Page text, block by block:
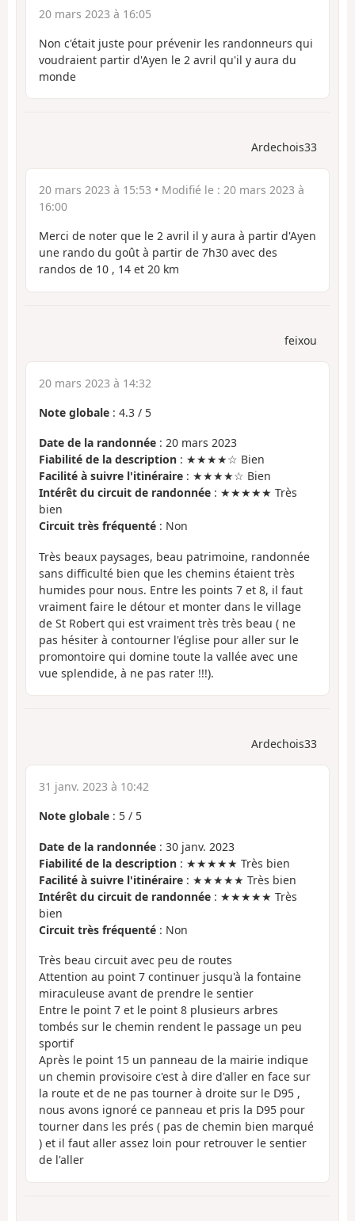
20 mars 2023 à 16:05
Non c'était juste pour prévenir les randonneurs qui
voudraient partir d'Ayen le 2 avril qu'il y aura du
monde
Ardechois33
20 mars 2023 à 15:53 • Modifié le : 20 mars 2023 à
16:00
Merci de noter que le 2 avril il y aura à partir d'Ayen
une rando du goût à partir de 7h30 avec des
randos de 10 , 14 et 20 km
feixou
20 mars 2023 à 14:32
Note globale : 4.3 / 5
Date de la randonnée : 20 mars 2023
Fiabilité de la description : ★★★★☆ Bien
Facilité à suivre l'itinéraire : ★★★★☆ Bien
Intérêt du circuit de randonnée : ★★★★★ Très
bien
Circuit très fréquenté : Non
Très beaux paysages, beau patrimoine, randonnée
sans difficulté bien que les chemins étaient très
humides pour nous. Entre les points 7 et 8, il faut
vraiment faire le détour et monter dans le village
de St Robert qui est vraiment très très beau ( ne
pas hésiter à contourner l'église pour aller sur le
promontoire qui domine toute la vallée avec une
vue splendide, à ne pas rater !!!).
Ardechois33
31 janv. 2023 à 10:42
Note globale : 5 / 5
Date de la randonnée : 30 janv. 2023
Fiabilité de la description : ★★★★★ Très bien
Facilité à suivre l'itinéraire : ★★★★★ Très bien
Intérêt du circuit de randonnée : ★★★★★ Très
bien
Circuit très fréquenté : Non
Très beau circuit avec peu de routes
Attention au point 7 continuer jusqu'à la fontaine
miraculeuse avant de prendre le sentier
Entre le point 7 et le point 8 plusieurs arbres
tombés sur le chemin rendent le passage un peu
sportif
Après le point 15 un panneau de la mairie indique
un chemin provisoire c'est à dire d'aller en face sur
la route et de ne pas tourner à droite sur le D95 ,
nous avons ignoré ce panneau et pris la D95 pour
tourner dans les prés ( pas de chemin bien marqué
) et il faut aller assez loin pour retrouver le sentier
de l'aller